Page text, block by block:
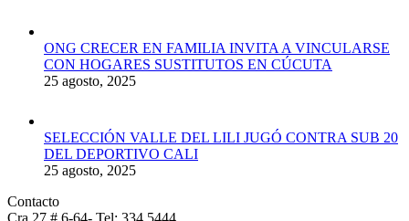
ONG CRECER EN FAMILIA INVITA A VINCULARSE
CON HOGARES SUSTITUTOS EN CÚCUTA
25 agosto, 2025
SELECCIÓN VALLE DEL LILI JUGÓ CONTRA SUB 20
DEL DEPORTIVO CALI
25 agosto, 2025
Contacto
Cra 27 # 6-64- Tel: 334 5444